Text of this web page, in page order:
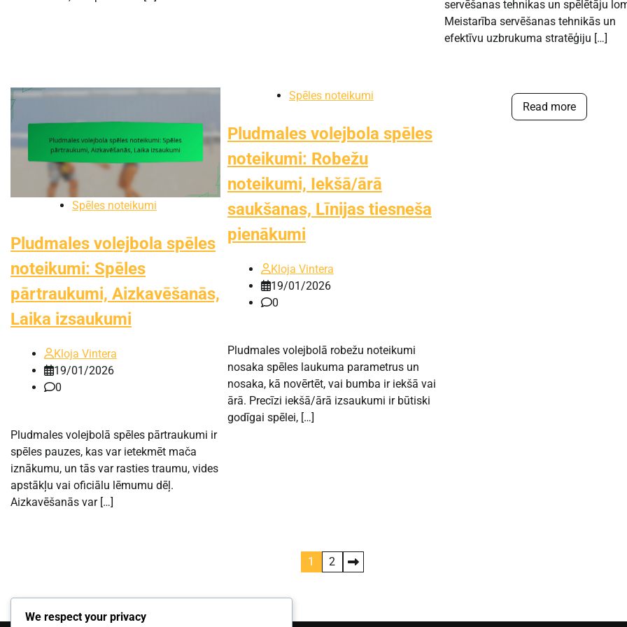
servēšanas tehnikas un spēlētāju
Meistarība servēšanas tehnikās un
efektīvu uzbrukuma stratēģiju […]
Spēles noteikumi
Pludmales volejbola spēles
noteikumi: Spēles
pārtraukumi, Aizkavēšanās,
Laika izsaukumi
Kloja Vintera
19/01/2026
0
Pludmales volejbolā spēles pārtraukumi ir
spēles pauzes, kas var ietekmēt mača
iznākumu, un tās var rasties traumu, vides
apstākļu vai oficiālu lēmumu dēļ.
Aizkavēšanās var […]
Spēles noteikumi
Pludmales volejbola spēles
noteikumi: Robežu
noteikumi, Iekšā/ārā
saukšanas, Līnijas tiesneša
pienākumi
Kloja Vintera
19/01/2026
0
Pludmales volejbolā robežu noteikumi
nosaka spēles laukuma parametrus un
nosaka, kā novērtēt, vai bumba ir iekšā vai
ārā. Precīzi iekšā/ārā izsaukumi ir būtiski
godīgai spēlei, […]
Read more
1 2
We respect your privacy